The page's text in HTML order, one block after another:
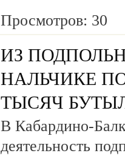
Просмотров: 30
ИЗ
НАЛЬЧИКЕ
ТЫСЯЧ
В Кабардино-
деятельность